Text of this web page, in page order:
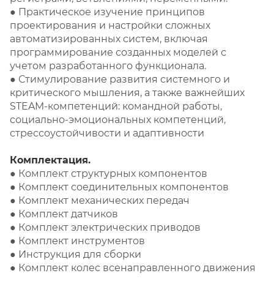
● Практическое изучение принципов
проектирования и настройки сложных
автоматизированных систем, включая
программирование созданных моделей с
учетом разработанного функционала.
● Стимулирование развития системного и
критического мышления, а также важнейших
STEAM-компетенций: командной работы,
социально-эмоциональных компетенций,
стрессоустойчивости и адаптивности
Комплектация.
● Комплект структурных компонентов
● Комплект соединительных компонентов
● Комплект механических передач
● Комплект датчиков
● Комплект электрических приводов
● Комплект инструментов
● Инструкция для сборки
● Комплект колес всенаправленного движения